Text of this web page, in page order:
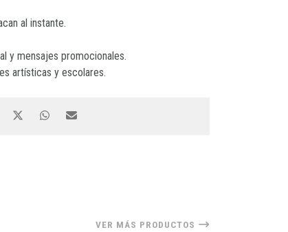
al instante.
y mensajes promocionales.
artísticas y escolares.
VER MÁS PRODUCTOS